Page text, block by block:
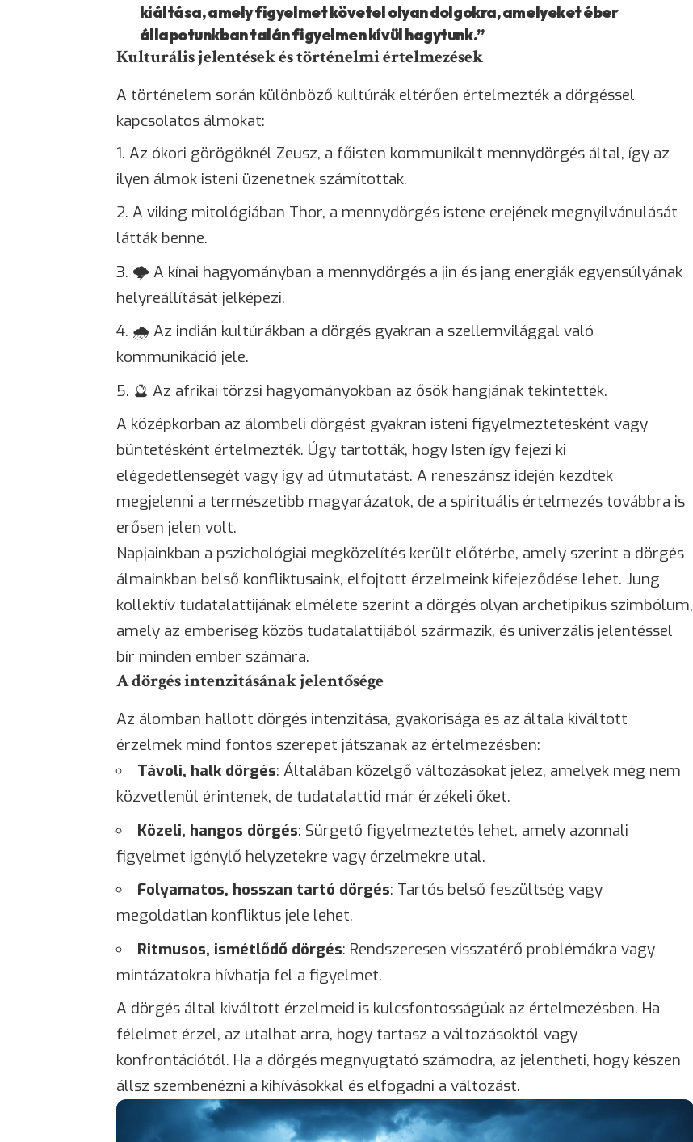
kiáltása, amely figyelmet követel olyan dolgokra, amelyeket éber
állapotunkban talán figyelmen kívül hagytunk.”
Kulturális jelentések és történelmi értelmezések
A történelem során különböző kultúrák eltérően értelmezték a dörgéssel
kapcsolatos álmokat:
Az ókori görögöknél Zeusz, a főisten kommunikált mennydörgés által, így az
ilyen álmok isteni üzenetnek számítottak.
A viking mitológiában Thor, a mennydörgés istene erejének megnyilvánulását
látták benne.
🌩️ A kínai hagyományban a mennydörgés a jin és jang energiák egyensúlyának
helyreállítását jelképezi.
🌧️ Az indián kultúrákban a dörgés gyakran a szellemvilággal való
kommunikáció jele.
🔮 Az afrikai törzsi hagyományokban az ősök hangjának tekintették.
A középkorban az álombeli dörgést gyakran isteni figyelmeztetésként vagy
büntetésként értelmezték. Úgy tartották, hogy Isten így fejezi ki
elégedetlenségét vagy így ad útmutatást. A reneszánsz idején kezdtek
megjelenni a természetibb magyarázatok, de a spirituális értelmezés továbbra is
erősen jelen volt.
Napjainkban a pszichológiai megközelítés került előtérbe, amely szerint a dörgés
álmainkban belső konfliktusaink, elfojtott érzelmeink kifejeződése lehet. Jung
kollektív tudatalattijának elmélete szerint a dörgés olyan archetipikus szimbólum,
amely az emberiség közös tudatalattijából származik, és univerzális jelentéssel
bír minden ember számára.
A dörgés intenzitásának jelentősége
Az álomban hallott dörgés intenzitása, gyakorisága és az általa kiváltott
érzelmek mind fontos szerepet játszanak az értelmezésben:
Távoli, halk dörgés: Általában közelgő változásokat jelez, amelyek még nem
közvetlenül érintenek, de tudatalattid már érzékeli őket.
Közeli, hangos dörgés: Sürgető figyelmeztetés lehet, amely azonnali
figyelmet igénylő helyzetekre vagy érzelmekre utal.
Folyamatos, hosszan tartó dörgés: Tartós belső feszültség vagy
megoldatlan konfliktus jele lehet.
Ritmusos, ismétlődő dörgés: Rendszeresen visszatérő problémákra vagy
mintázatokra hívhatja fel a figyelmet.
A dörgés által kiváltott érzelmeid is kulcsfontosságúak az értelmezésben. Ha
félelmet érzel, az utalhat arra, hogy tartasz a változásoktól vagy
konfrontációtól. Ha a dörgés megnyugtató számodra, az jelentheti, hogy készen
állsz szembenézni a kihívásokkal és elfogadni a változást.